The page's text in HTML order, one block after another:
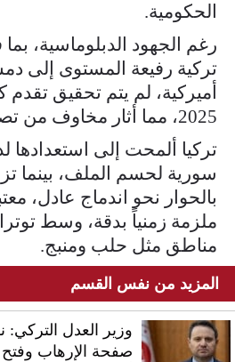
الحكومية.
رغم الجهود الدبلوماسية، بما
تركية رفيعة المستوى إلى
أميركية، لم يتم تحقيق تقدم
2025، مما أثار مخاوف من تصعيد عسكري.
تركيا ألمحت إلى
سورية لحسم الملف، بينما
بالحوار نحو اندماج عادل،
ملزمة زمنياً بدقة، وسط
مناطق مثل حلب ومنبج.
المزيد من نفس القسم
وزير العدل
صفحة الإرهاب